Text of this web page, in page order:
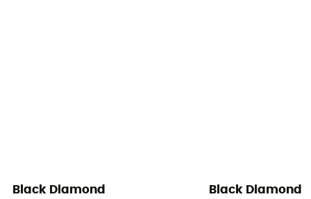
Black Diamond Black Diamond